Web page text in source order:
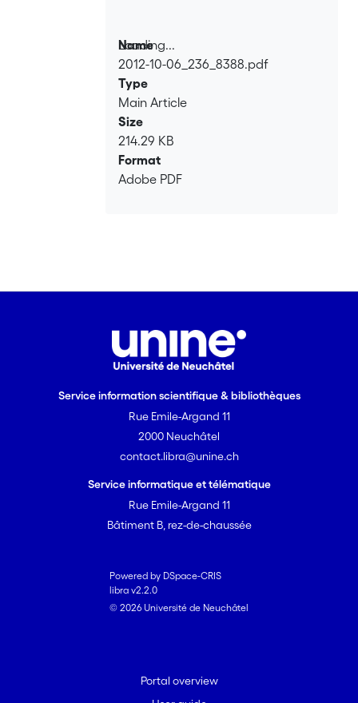
Loading...
Loading...
Name
2012-10-06_236_8388.pdf
Type
Main Article
Size
214.29 KB
Format
Adobe PDF
Service information scientifique & bibliothèques
Rue Emile-Argand 11
2000 Neuchâtel
contact.libra@unine.ch
Service informatique et télématique
Rue Emile-Argand 11
Bâtiment B, rez-de-chaussée
Powered by DSpace-CRIS
libra v2.2.0
© 2026 Université de Neuchâtel
Portal overview